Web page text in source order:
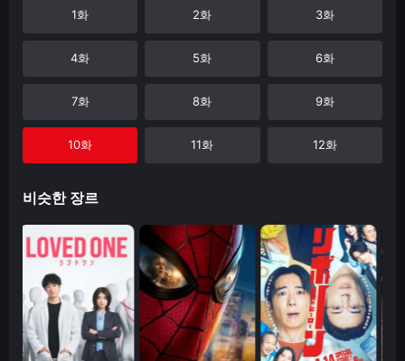
1화 2화 3화
4화 5화 6화
7화 8화 9화
10화 11화 12화
비슷한 장르